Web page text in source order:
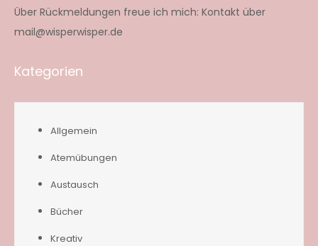
Über Rückmeldungen freue ich mich: Kontakt über
mail@wisperwisper.de
Kategorien
Allgemein
Atemübungen
Austausch
Bücher
Kreativ